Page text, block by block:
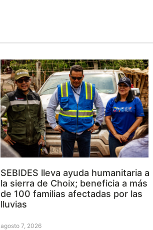
SEBIDES lleva ayuda humanitaria a
la sierra de Choix; beneficia a más
de 100 familias afectadas por las
lluvias
agosto 7, 2026